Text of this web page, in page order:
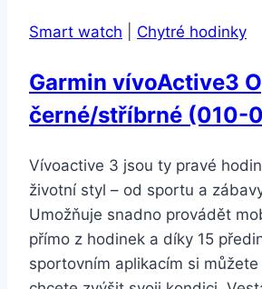
Smart watch Chytré hodinky
Garmin vívoActive3
černé/stříbrné (010-
Vívoactive 3 jsou ty pravé
životní styl – od sportu a
Umožňuje snadno provádět
přímo z hodinek a díky 15
sportovním aplikacím si